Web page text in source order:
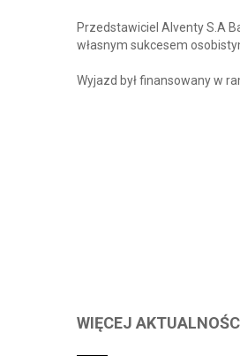
Przedstawiciel Alventy S.A
własnym sukcesem
Wyjazd był finansowany w
WIĘCEJ